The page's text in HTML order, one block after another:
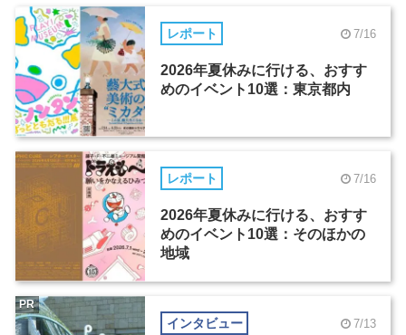
レポート 7/16
2026年夏休みに行ける、おすす
めのイベント10選：東京都内
レポート 7/16
2026年夏休みに行ける、おすす
めのイベント10選：そのほかの
地域
インタビュー 7/13
PR